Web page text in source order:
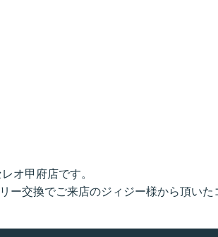
オ甲府店です。
ー交換でご来店のジィジー様から頂いた